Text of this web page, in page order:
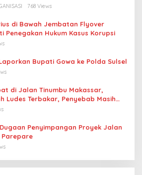
768 Views
di Bawah Jembatan Flyover
Penegakan Hukum Kasus Korupsi
Bupati Gowa ke Polda Sulsel
di Jalan Tinumbu Makassar,
Ludes Terbakar, Penyebab Masih
Penyimpangan Proyek Jalan
Parepare